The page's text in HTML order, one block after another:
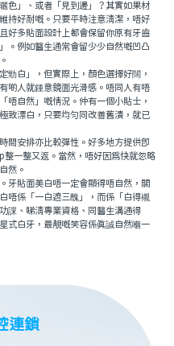
」、或者「見到邊」？其實如果材
持好耐嘅。只要平時注意清潔，唔好
好多貼面設計上都會保留你原有牙齒
。例如醫生通常會留少少自然嘅凹凸
白」，但實際上，顏色選擇好闊，
啲人就鍾意鏡面光滑感。唔同人有唔
唔自然」嘅情況。仲有一個小貼士，
致漂白，只要均勻同改善舊漬，就已
安排亦比較彈性。好多地方提供即
一整又返。當然，唔好因為快就忽略
然。
貼面美白唔一定會顯得唔自然，關
唔係「一白遮三醜」，而係「白得襯
課、睇清專業資格、同醫生溝通得
式白牙，最靚嘅笑容係真誠自然嗰一
連鎖